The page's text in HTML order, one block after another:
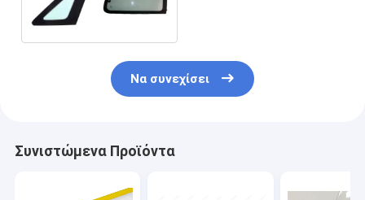
Να συνεχίσει
Συνιστώμενα Προϊόντα